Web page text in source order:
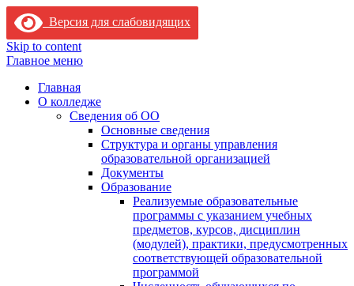
Версия для слабовидящих
Skip to content
Главное меню
Главная
О колледже
Сведения об ОО
Основные сведения
Структура и органы управления
образовательной организацией
Документы
Образование
Реализуемые образовательные
программы с указанием учебных
предметов, курсов, дисциплин
(модулей), практики, предусмотренных
соответствующей образовательной
программой